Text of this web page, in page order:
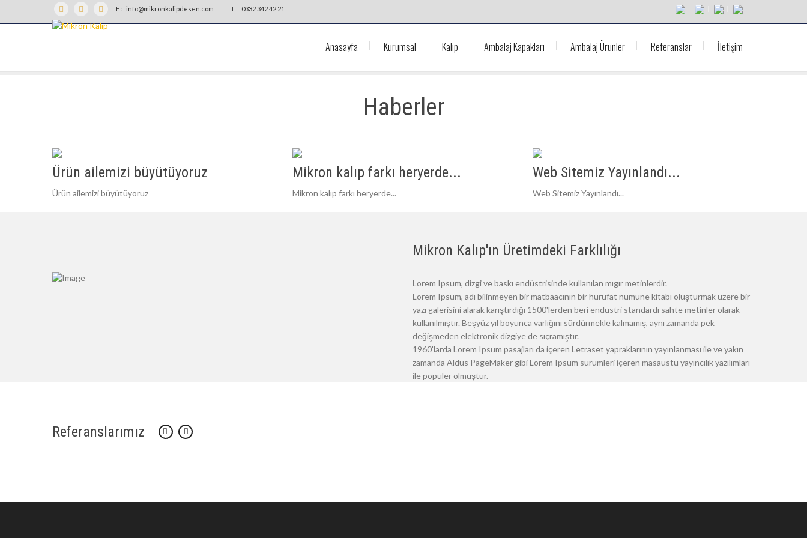
E : info@mikronkalipdesen.com T : 0332 342 42 21
Anasayfa Kurumsal Kalıp Ambalaj Kapakları Ambalaj Ürünler Referanslar İletişim
Haberler
Ürün ailemizi büyütüyoruz
Ürün ailemizi büyütüyoruz
Mikron kalıp farkı heryerde...
Mikron kalıp farkı heryerde...
Web Sitemiz Yayınlandı...
Web Sitemiz Yayınlandı...
Mikron Kalıp'ın Üretimdeki Farklılığı
Lorem Ipsum, dizgi ve baskı endüstrisinde kullanılan mıgır metinlerdir.
Lorem Ipsum, adı bilinmeyen bir matbaacının bir hurufat numune kitabı oluşturmak üzere bir
yazı galerisini alarak karıştırdığı 1500'lerden beri endüstri standardı sahte metinler olarak
kullanılmıştır. Beşyüz yıl boyunca varlığını sürdürmekle kalmamış, aynı zamanda pek
değişmeden elektronik dizgiye de sıçramıştır.
1960'larda Lorem Ipsum pasajları da içeren Letraset yapraklarının yayınlanması ile ve yakın
zamanda Aldus PageMaker gibi Lorem Ipsum sürümleri içeren masaüstü yayıncılık yazılımları
ile popüler olmuştur.
Referanslarımız